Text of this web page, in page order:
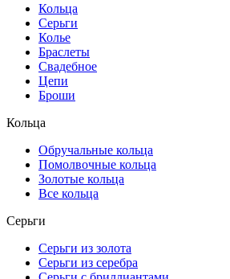
Кольца
Серьги
Колье
Браслеты
Свадебное
Цепи
Броши
Кольца
Обручальные кольца
Помолвочные кольца
Золотые кольца
Все кольца
Серьги
Серьги из золота
Серьги из серебра